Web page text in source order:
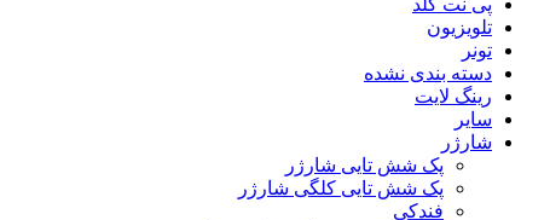
پی نت گلد
تلویزیون
تونر
دسته بندی نشده
رینگ لایت
سایر
شارژر
پک شش تایی شارژر
پک شش تایی کلگی شارژر
فندکی